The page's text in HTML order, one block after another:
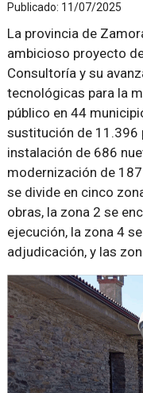
Publicado: 11/07/2025
La provincia de
ambicioso proyecto
Consultoría y su
tecnológicas para la
público en 44
sustitución de 11.396
instalación de 686
modernización de
se divide en cinco
obras, la zona 2 se
ejecución, la zona 4
adjudicación, y las